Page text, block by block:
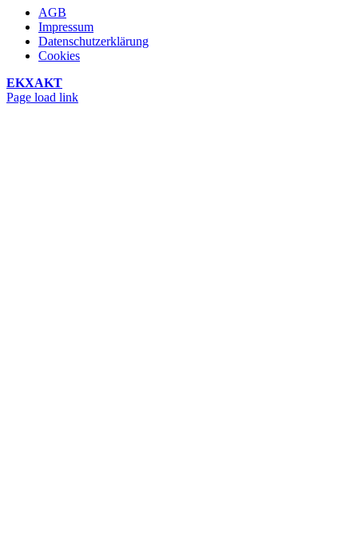
AGB
Impressum
Datenschutzerklärung
Cookies
EKXAKT
Facebook
Instagram
YouTube
Page load link